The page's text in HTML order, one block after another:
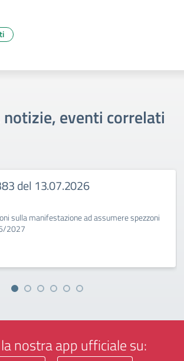
notizie, eventi correlati
del 13.07.2026
sulla manifestazione ad assumere spezzoni
2027
nostra app ufficiale su: